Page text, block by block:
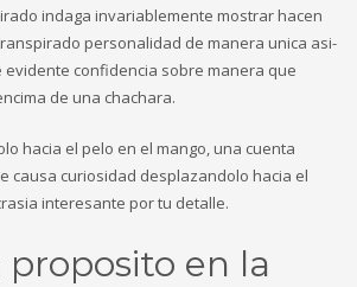
indaga invariablemente mostrar hacen
personalidad de manera unica asi­
evidente confidencia sobre manera que
de una chachara.
hacia el pelo en el mango, una cuenta
causa curiosidad desplazandolo hacia el
interesante por tu detalle.
proposito en la